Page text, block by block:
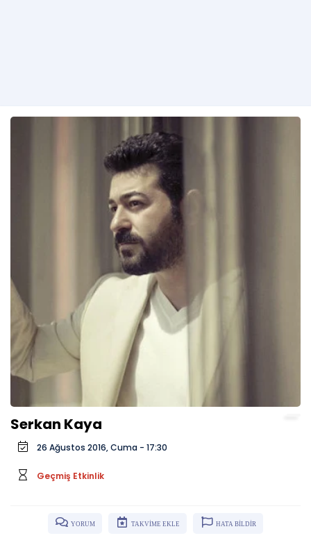
Serkan Kaya
26 Ağustos 2016, Cuma - 17:30
Geçmiş Etkinlik
YORUM TAKVİME EKLE HATA BİLDİR